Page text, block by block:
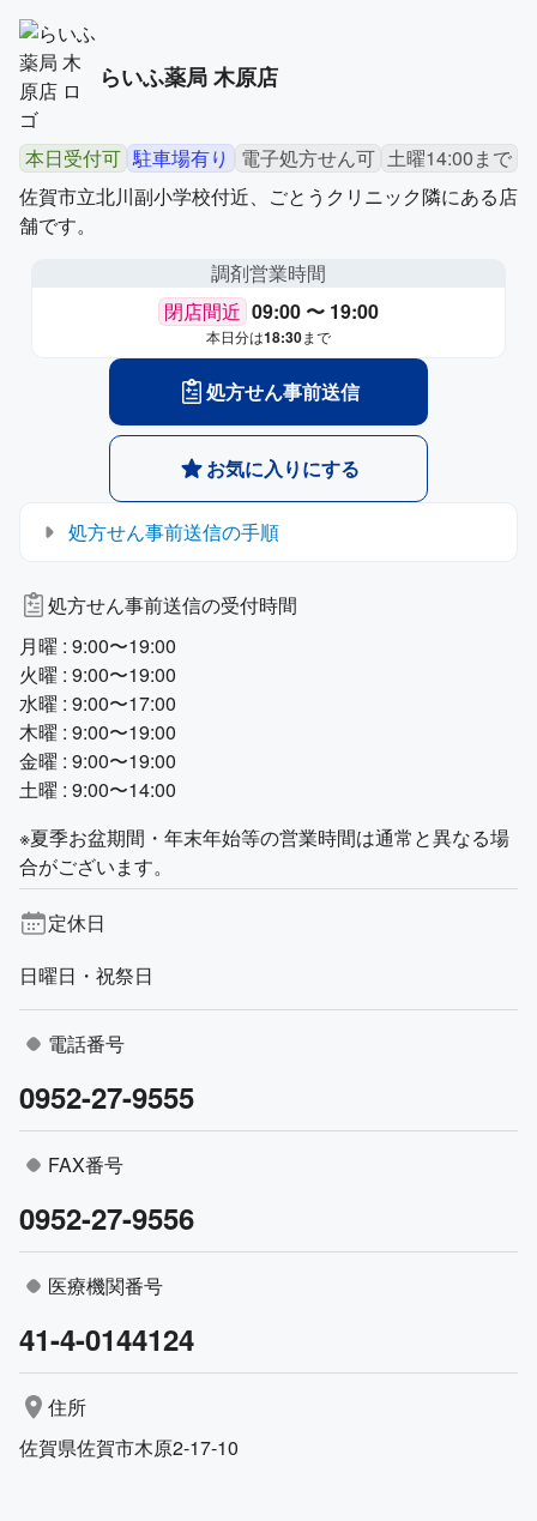
らいふ薬局 木原店
本日受付可 駐車場有り 電子処方せん可 土曜14:00まで
佐賀市立北川副小学校付近、ごとうクリニック隣にある店
舗です。
調剤営業時間
閉店間近 09:00 〜 19:00
本日分は18:30まで
処方せん事前送信
お気に入りにする
処方せん事前送信の手順
処方せん事前送信の受付時間
月曜 : 9:00〜19:00
火曜 : 9:00〜19:00
水曜 : 9:00〜17:00
木曜 : 9:00〜19:00
金曜 : 9:00〜19:00
土曜 : 9:00〜14:00
※夏季お盆期間・年末年始等の営業時間は通常と異なる場
合がございます。
定休日
日曜日・祝祭日
電話番号
0952-27-9555
FAX番号
0952-27-9556
医療機関番号
41-4-0144124
住所
佐賀県佐賀市木原2-17-10